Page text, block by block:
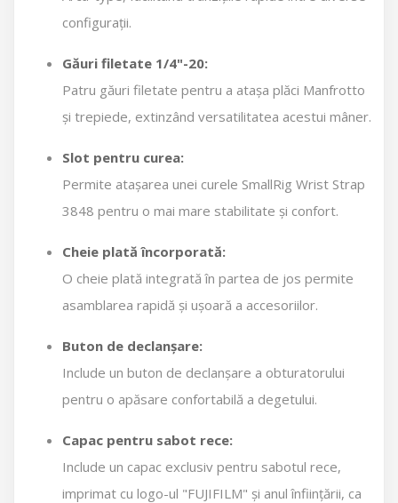
configurații.
Găuri filetate 1/4"-20:
Patru găuri filetate pentru a atașa plăci Manfrotto
și trepiede, extinzând versatilitatea acestui mâner.
Slot pentru curea:
Permite atașarea unei curele SmallRig Wrist Strap
3848 pentru o mai mare stabilitate și confort.
Cheie plată încorporată:
O cheie plată integrată în partea de jos permite
asamblarea rapidă și ușoară a accesoriilor.
Buton de declanșare:
Include un buton de declanșare a obturatorului
pentru o apăsare confortabilă a degetului.
Capac pentru sabot rece:
Include un capac exclusiv pentru sabotul rece,
imprimat cu logo-ul "FUJIFILM" și anul înființării, ca